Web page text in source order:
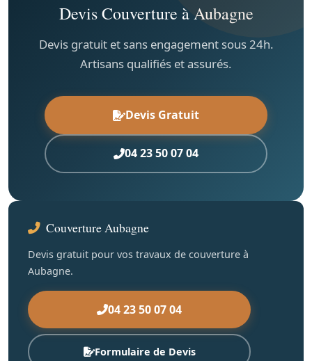
Devis Couverture à Aubagne
Devis gratuit et sans engagement sous 24h.
Artisans qualifiés et assurés.
Devis Gratuit
04 23 50 07 04
Couverture Aubagne
Devis gratuit pour vos travaux de couverture à
Aubagne.
04 23 50 07 04
Formulaire de Devis